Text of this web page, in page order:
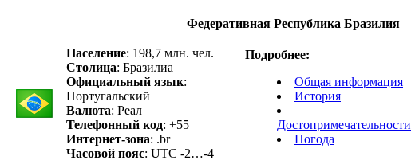
Федеративная Республика Бразилия
Население: 198,7 млн. чел.
Столица: Бразилиа
Официальный язык:
Португальский
Валюта: Реал
Телефонный код: +55
Интернет-зона: .br
Часовой пояс: UTC -2…-4
Подробнее:
Общая информация
История
Достопримечательности
Погода